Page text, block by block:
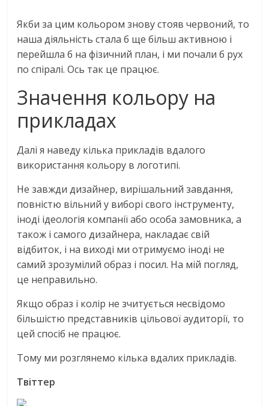
Якби за цим кольором знову стояв червоний, то
наша діяльність стала б ще більш активною і
перейшла б на фізичний план, і ми почали б рух
по спіралі. Ось так це працює.
Значення кольору на
прикладах
Далі я наведу кілька прикладів вдалого
використання кольору в логотипі.
Не завжди дизайнер, вирішальний завдання,
повністю вільний у виборі свого інструменту,
іноді ідеологія компанії або особа замовника, а
також і самого дизайнера, накладає свій
відбиток, і на виході ми отримуємо іноді не
самий зрозумілий образ і посил. На мій погляд,
це неправильно.
Якщо образ і колір не зчитується несвідомо
більшістю представників цільової аудиторії, то
цей спосіб не працює.
Тому ми розглянемо кілька вдалих прикладів.
Твіттер